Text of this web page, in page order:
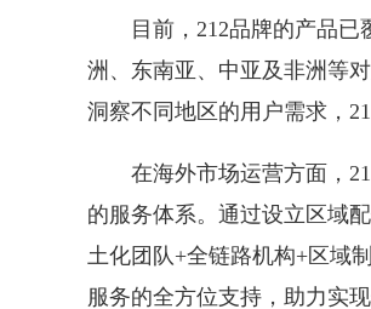
目前，212品牌的产品已覆
洲、东南亚、中亚及非洲等
洞察不同地区的用户需求，
在海外市场运营方面，212
的服务体系。通过设立区域
土化团队+全链路机构+区域
服务的全方位支持，助力实现